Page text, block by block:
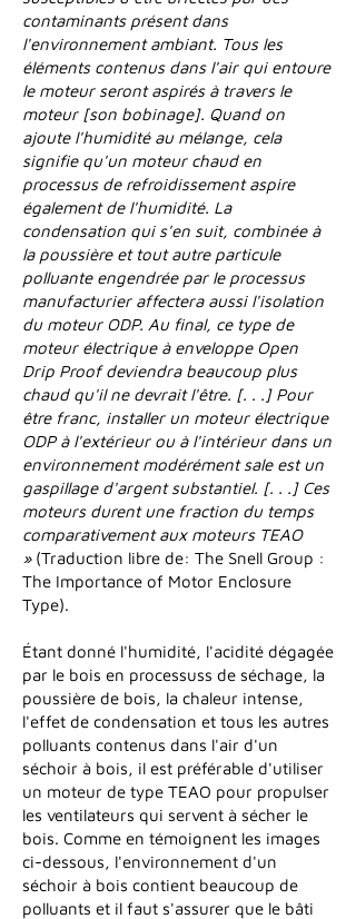
contaminants présent dans
l'environnement ambiant. Tous les
éléments contenus dans l'air qui entoure
le moteur seront aspirés à travers le
moteur [son bobinage]. Quand on
ajoute l'humidité au mélange, cela
signifie qu'un moteur chaud en
processus de refroidissement aspire
également de l'humidité. La
condensation qui s'en suit, combinée à
la poussière et tout autre particule
polluante engendrée par le processus
manufacturier affectera aussi l'isolation
du moteur ODP. Au final, ce type de
moteur électrique à enveloppe Open
Drip Proof deviendra beaucoup plus
chaud qu'il ne devrait l'être. [. . .] Pour
être franc, installer un moteur électrique
ODP à l'extérieur ou à l'intérieur dans un
environnement modérément sale est un
gaspillage d'argent substantiel. [. . .] Ces
moteurs durent une fraction du temps
comparativement aux moteurs TEAO
» (Traduction libre de: The Snell Group :
The Importance of Motor Enclosure
Type).
Étant donné l'humidité, l'acidité dégagée
par le bois en processuss de séchage, la
poussière de bois, la chaleur intense,
l'effet de condensation et tous les autres
polluants contenus dans l'air d'un
séchoir à bois, il est préférable d'utiliser
un moteur de type TEAO pour propulser
les ventilateurs qui servent à sécher le
bois. Comme en témoignent les images
ci-dessous, l'environnement d'un
séchoir à bois contient beaucoup de
polluants et il faut s'assurer que le bâti